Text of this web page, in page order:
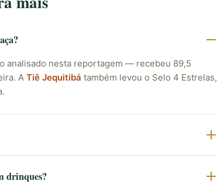
analisado nesta reportagem — recebeu 89,5
A Tiê Jequitibá também levou o Selo 4 Estrelas,
drinques?